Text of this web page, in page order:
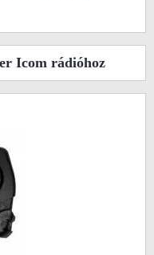
Icom rádióhoz